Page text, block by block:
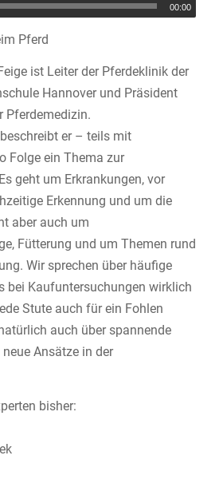
00:00
Pferd
ist Leiter der Pferdeklinik der
Hannover und Präsident
Pferdemedizin.
er – teils mit
Folge ein Thema zur
geht um Erkrankungen, vor
Erkennung und um die
aber auch um
Fütterung und um Themen rund
Wir sprechen über häufige
bei Kaufuntersuchungen wirklich
Stute auch für ein Fohlen
auch über spannende
Ansätze in der
bisher: